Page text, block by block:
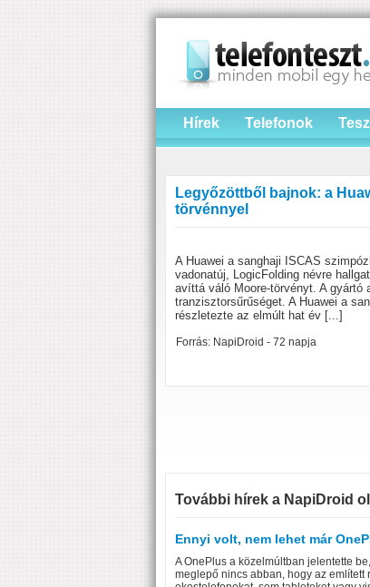
Hírek Telefonok
Legyőzöttből bajnok: a
törvénnyel
A Huawei a sanghaji ISCAS
vadonatúj, LogicFolding névre
avíttá váló Moore-törvényt. A gyártó
tranzisztorsűrűséget. A Huawei a
részletezte az elmúlt hat év [...]
Forrás: NapiDroid - 72 napja
További hírek a NapiDroid
Ennyi volt, nem lehet már
A OnePlus a közelmúltban jelentette
meglepő nincs abban, hogy az